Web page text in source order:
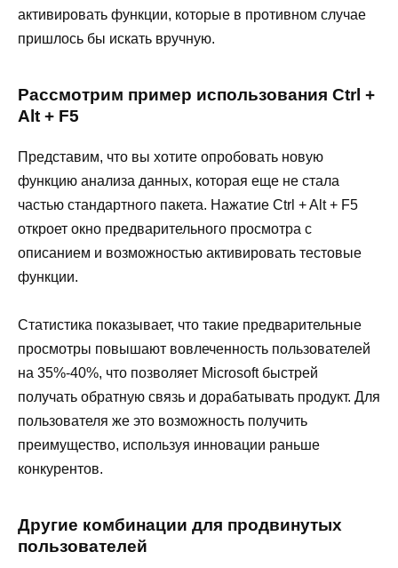
активировать функции, которые в противном случае
пришлось бы искать вручную.
Рассмотрим пример использования Ctrl +
Alt + F5
Представим, что вы хотите опробовать новую
функцию анализа данных, которая еще не стала
частью стандартного пакета. Нажатие Ctrl + Alt + F5
откроет окно предварительного просмотра с
описанием и возможностью активировать тестовые
функции.
Статистика показывает, что такие предварительные
просмотры повышают вовлеченность пользователей
на 35%-40%, что позволяет Microsoft быстрей
получать обратную связь и дорабатывать продукт. Для
пользователя же это возможность получить
преимущество, используя инновации раньше
конкурентов.
Другие комбинации для продвинутых
пользователей